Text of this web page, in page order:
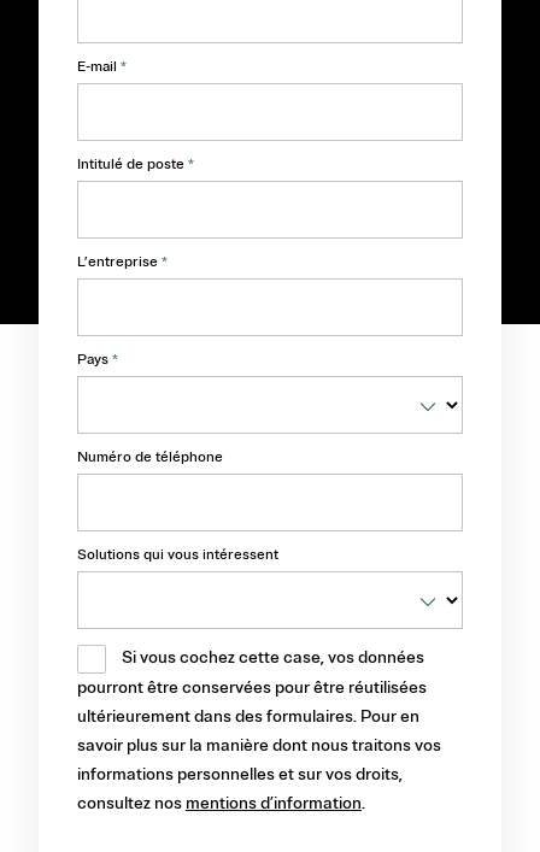
E-mail *
Intitulé de poste *
L’entreprise *
Pays *
Numéro de téléphone
Solutions qui vous intéressent
Si vous cochez cette case, vos données
pourront être conservées pour être réutilisées
ultérieurement dans des formulaires. Pour en
savoir plus sur la manière dont nous traitons vos
informations personnelles et sur vos droits,
consultez nos mentions d’information.